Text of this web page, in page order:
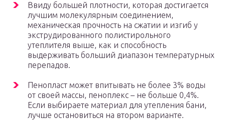
Ввиду большей плотности, которая достигается
лучшим молекулярным соединением,
механическая прочность на сжатии и изгиб у
экструдированного полистирольного
утеплителя выше, как и способность
выдерживать больший диапазон температурных
перепадов.
Пенопласт может впитывать не более 3% воды
от своей массы, пеноплекс – не больше 0,4%.
Если выбираете материал для утепления бани,
лучше остановиться на втором варианте.